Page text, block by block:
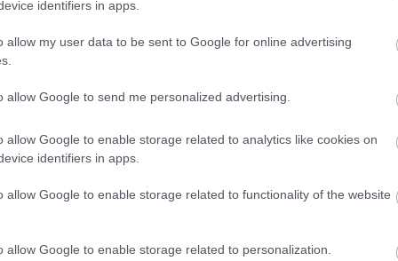
identifiers in apps.
allow my user data to be sent to Google for online advertising
allow Google to send me personalized advertising.
allow Google to enable storage related to analytics like cookies on
identifiers in apps.
allow Google to enable storage related to functionality of the website
allow Google to enable storage related to personalization.
Is A Parasite, And It
A Drop Of Plain...
157 359
One Teaspoon And All
More
414 125 184